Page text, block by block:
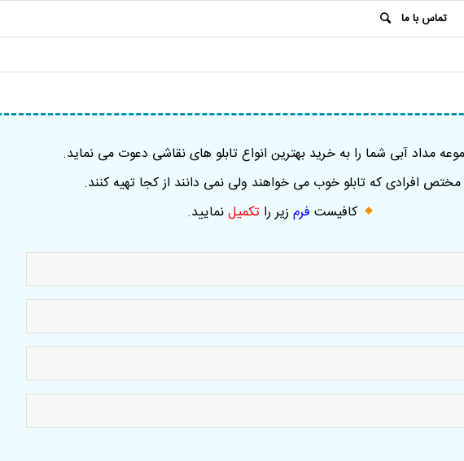
تماس با ما
مداد آبی شما را به خرید بهترین انواع تابلو های نقاشی دعوت می نماید.
مختص افرادی که تابلو خوب می خواهند ولی نمی دانند از کجا تهیه کنند.
کافیست فرم زیر را تکمیلنمایید.